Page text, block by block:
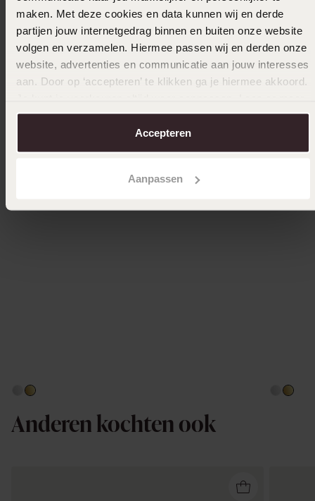
maken. Met deze cookies en data kunnen wij en derde
partijen jouw internetgedrag binnen en buiten onze website
volgen en verzamelen. Hiermee passen wij en derden onze
website, advertenties en communicatie aan jouw interesses
aan. Door op ‘accepteren’ te klikken ga je hiermee akkoord.
over in onscookiebeleid.
Accepteren
Aanpassen
Stainless steel goldplated anxiety ring
Anderen kochten ook